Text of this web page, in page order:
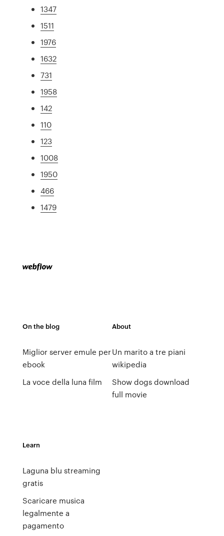
1347
1511
1976
1632
731
1958
142
110
123
1008
1950
466
1479
On the blog
Miglior server emule per
ebook
La voce della luna film
About
Un marito a tre piani
wikipedia
Show dogs download
full movie
Learn
Laguna blu streaming
gratis
Scaricare musica
legalmente a
pagamento